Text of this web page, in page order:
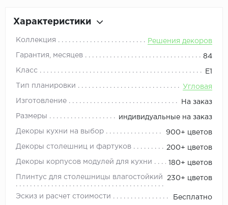
Характеристики
Коллекция Решения декоров
Гарантия, месяцев 84
Класс Е1
Тип планировки Угловая
Изготовление На заказ
Размеры индивидуальные на заказ
Декоры кухни на выбор 900+ цветов
Декоры столешниц и фартуков 200+ цветов
Декоры корпусов модулей для кухни 180+ цветов
Плинтус для столешницы влагостойкий 230+ цветов
Эскиз и расчет стоимости Бесплатно